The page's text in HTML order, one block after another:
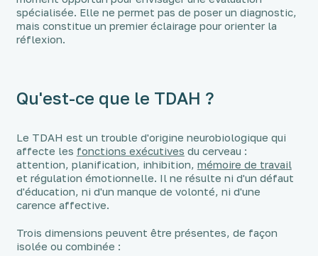
spécialisée. Elle ne permet pas de poser un diagnostic,
mais constitue un premier éclairage pour orienter la
réflexion.
Qu'est-ce que le TDAH ?
Le TDAH est un trouble d'origine neurobiologique qui
affecte les fonctions exécutives du cerveau :
attention, planification, inhibition, mémoire de travail
et régulation émotionnelle. Il ne résulte ni d'un défaut
d'éducation, ni d'un manque de volonté, ni d'une
carence affective.
Trois dimensions peuvent être présentes, de façon
isolée ou combinée :